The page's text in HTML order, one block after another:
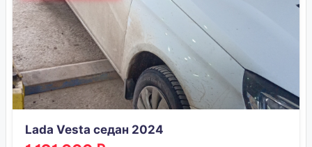
Lada Vesta седан 2024